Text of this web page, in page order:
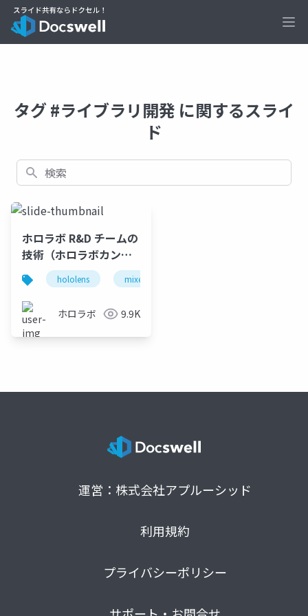
タグ #ライブラリ開発 に関するスライ
ド
検索
ホロラボ R&D チームの
技術（ホロラボカンフ
ァレンス 2022 発表スラ
イド）
hololens mixed reality
ホロラボ 9.9K
運営：株式会社アプルーシッド
利用規約
プライバシーポリシー